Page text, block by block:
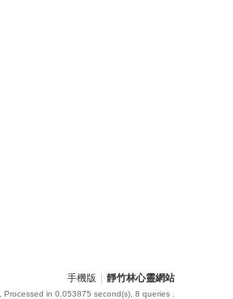
手機版 靜竹林心靈網站
, Processed in 0.053875 second(s), 8 queries .